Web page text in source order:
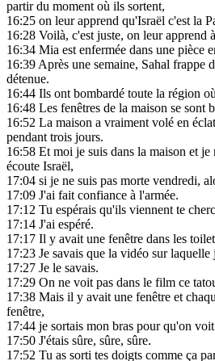
partir du moment où ils sortent,
16:25 on leur apprend qu'Israël c'est la
16:28 Voilà, c'est juste, on leur apprend
16:34 Mia est enfermée dans une pièce
16:39Après une semaine, Sahal frappe
détenue.
16:44 Ils ont bombardé toute la région
16:48 Les fenêtres de la maison se sont
16:52 La maison a vraiment volé en
pendant trois jours.
16:58 Et moi je suis dans la maison et je
écoute Israël,
17:04 si je ne suis pas morte vendredi,
17:09 J'ai fait confiance à l'armée.
17:12 Tu espérais qu'ils viennent te
17:14 J'ai espéré.
17:17 Il y avait une fenêtre dans les
17:23 Je savais que la vidéo sur laquelle
17:27 Je le savais.
17:29 On ne voit pas dans le film ce
17:38 Mais il y avait une fenêtre et
fenêtre,
17:44 je sortais mon bras pour qu'on
17:50 J'étais sûre, sûre, sûre.
17:52 Tu as sorti tes doigts comme ça